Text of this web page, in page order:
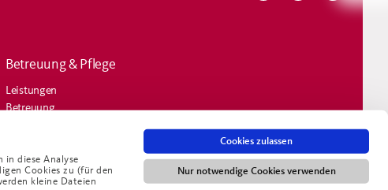
in diese Analyse
Cookies zu (für den
kleine Dateien
Cookies zulassen
Nur notwendige Cookies verwenden
Betreuung & Pflege
Leistungen
Betreuung